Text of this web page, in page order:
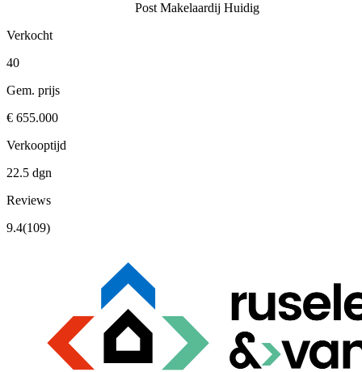
Post Makelaardij Huidig
Verkocht
40
Gem. prijs
€ 655.000
Verkooptijd
22.5 dgn
Reviews
9.4(109)